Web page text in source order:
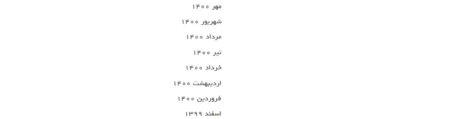
مهر ۱۴۰۰
شهریور ۱۴۰۰
مرداد ۱۴۰۰
تیر ۱۴۰۰
خرداد ۱۴۰۰
اردیبهشت ۱۴۰۰
فروردین ۱۴۰۰
اسفند ۱۳۹۹